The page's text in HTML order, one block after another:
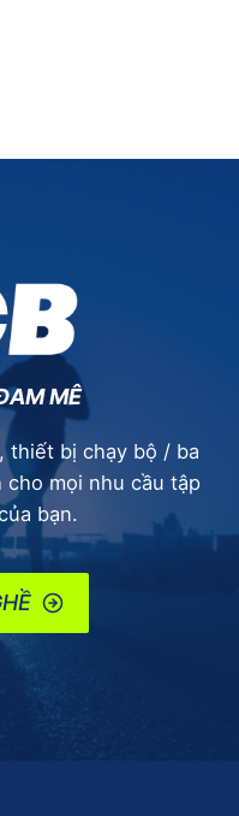
MÊ
thiết bị chạy bộ / ba
mọi nhu cầu tập
bạn.